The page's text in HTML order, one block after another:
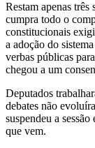
Restam apenas
cumpra todo o
constitucionais
a adoção do
verbas públicas
chegou a um
Deputados
debates não
suspendeu a
que vem.